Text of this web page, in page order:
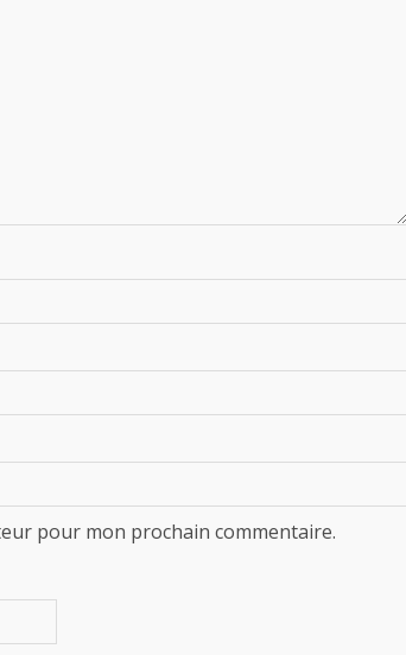
pour mon prochain commentaire.